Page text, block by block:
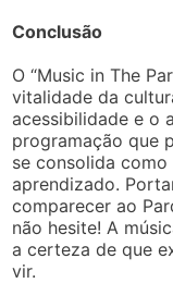
Conclusão
O “Music in The
vitalidade da
acessibilidade e o
programação que
se consolida
aprendizado.
comparecer ao
não hesite! A
a certeza de que
vir.